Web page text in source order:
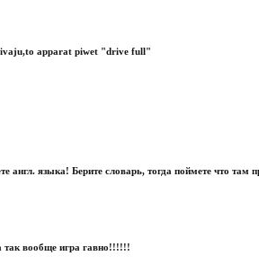
apparat piwet "drive full"
англ. языка! Берите словарь, тогда поймете что там
так вообще игра гавно!!!!!!